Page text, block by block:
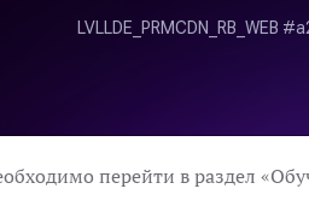
перейти в раздел